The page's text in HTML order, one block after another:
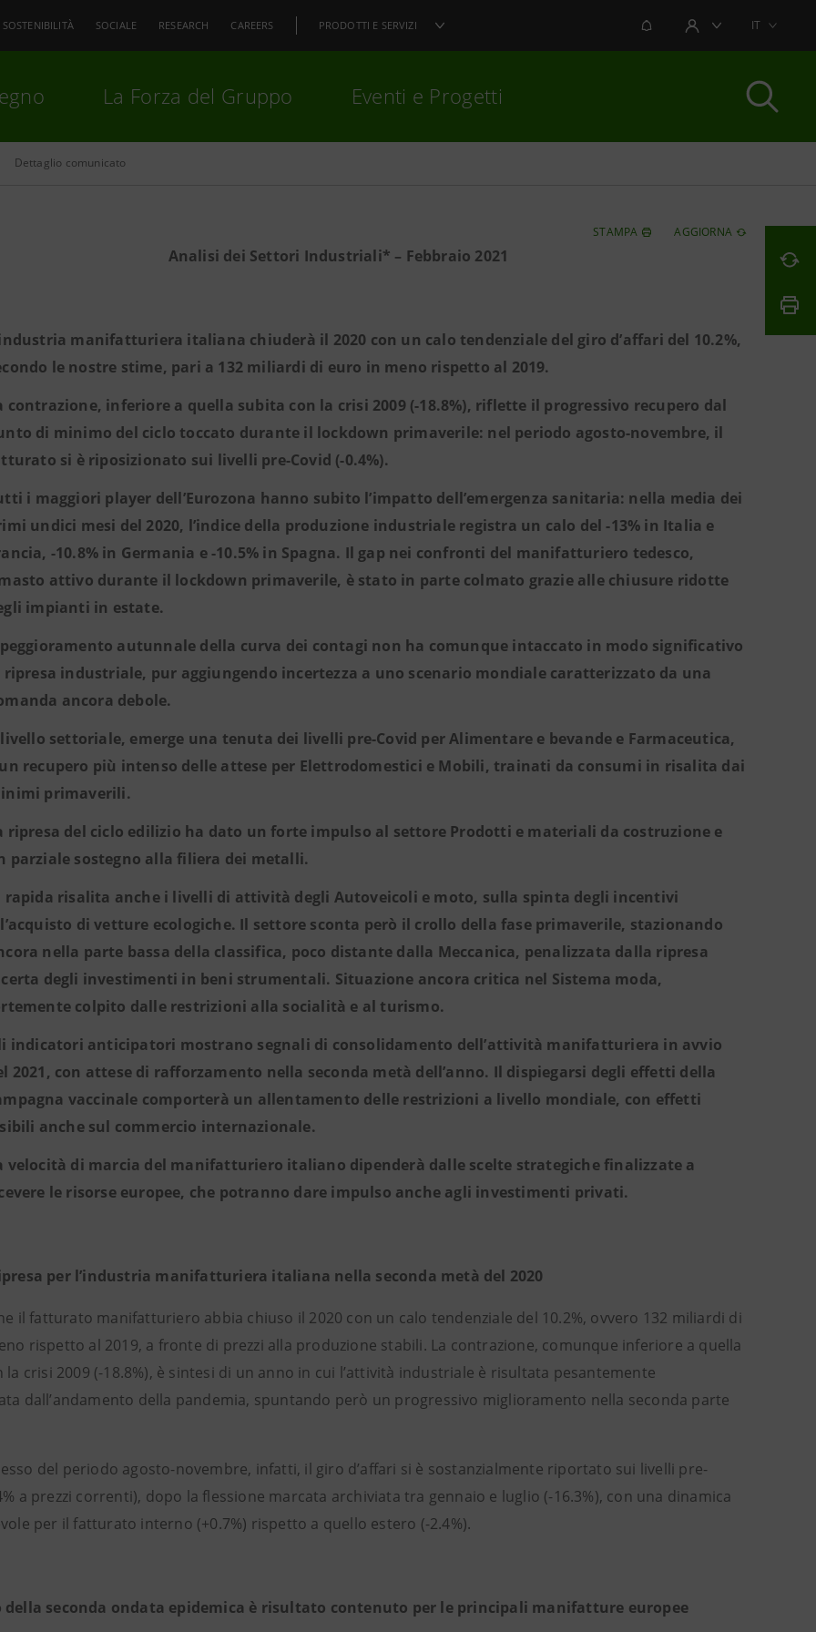
SOSTENIBILITÀ SOCIALE RESEARCH CAREERS PRODOTTI E SERVIZI NOTIFICHEAREA UTENTEIT
La Forza del Gruppo Eventi e Progetti
Dettaglio comunicato
STAMPA AGGIORNA
Analisi dei Settori Industriali* – Febbraio 2021
manifatturiera italiana chiuderà il 2020 con un calo tendenziale del giro d’affari del 10.2%,
le nostre stime, pari a 132 miliardi di euro in meno rispetto al 2019.
contrazione, inferiore a quella subita con la crisi 2009 (-18.8%), riflette il progressivo recupero dal
di minimo del ciclo toccato durante il lockdown primaverile: nel periodo agosto-novembre, il
si è riposizionato sui livelli pre-Covid (-0.4%).
i maggiori player dell’Eurozona hanno subito l’impatto dell’emergenza sanitaria: nella media dei
undici mesi del 2020, l’indice della produzione industriale registra un calo del -13% in Italia e
-10.8% in Germania e -10.5% in Spagna. Il gap nei confronti del manifatturiero tedesco,
attivo durante il lockdown primaverile, è stato in parte colmato grazie alle chiusure ridotte
impianti in estate.
autunnale della curva dei contagi non ha comunque intaccato in modo significativo
ripresa industriale, pur aggiungendo incertezza a uno scenario mondiale caratterizzato da una
ancora debole.
settoriale, emerge una tenuta dei livelli pre-Covid per Alimentare e bevande e Farmaceutica,
recupero più intenso delle attese per Elettrodomestici e Mobili, trainati da consumi in risalita dai
primaverili.
ripresa del ciclo edilizio ha dato un forte impulso al settore Prodotti e materiali da costruzione e
parziale sostegno alla filiera dei metalli.
rapida risalita anche i livelli di attività degli Autoveicoli e moto, sulla spinta degli incentivi
di vetture ecologiche. Il settore sconta però il crollo della fase primaverile, stazionando
nella parte bassa della classifica, poco distante dalla Meccanica, penalizzata dalla ripresa
degli investimenti in beni strumentali. Situazione ancora critica nel Sistema moda,
colpito dalle restrizioni alla socialità e al turismo.
indicatori anticipatori mostrano segnali di consolidamento dell’attività manifatturiera in avvio
2021, con attese di rafforzamento nella seconda metà dell’anno. Il dispiegarsi degli effetti della
vaccinale comporterà un allentamento delle restrizioni a livello mondiale, con effetti
anche sul commercio internazionale.
velocità di marcia del manifatturiero italiano dipenderà dalle scelte strategiche finalizzate a
le risorse europee, che potranno dare impulso anche agli investimenti privati.
per l’industria manifatturiera italiana nella seconda metà del 2020
il fatturato manifatturiero abbia chiuso il 2020 con un calo tendenziale del 10.2%, ovvero 132 miliardi di
rispetto al 2019, a fronte di prezzi alla produzione stabili. La contrazione, comunque inferiore a quella
la crisi 2009 (-18.8%), è sintesi di un anno in cui l’attività industriale è risultata pesantemente
dall’andamento della pandemia, spuntando però un progressivo miglioramento nella seconda parte
del periodo agosto-novembre, infatti, il giro d’affari si è sostanzialmente riportato sui livelli pre-
a prezzi correnti), dopo la flessione marcata archiviata tra gennaio e luglio (-16.3%), con una dinamica
per il fatturato interno (+0.7%) rispetto a quello estero (-2.4%).
della seconda ondata epidemica è risultato contenuto per le principali manifatture europee